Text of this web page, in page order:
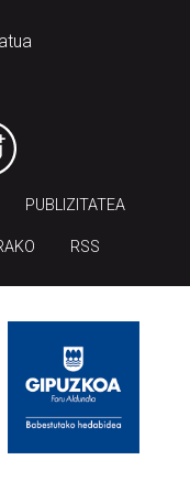
PUBLIZITATEA
RSS